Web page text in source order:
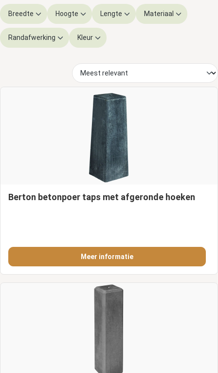
Breedte Hoogte Lengte Materiaal
Randafwerking Kleur
Berton betonpoer taps met afgeronde hoeken
Meer informatie